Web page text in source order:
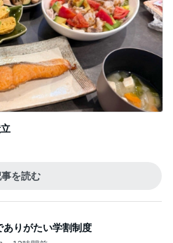
を読む
ありがたい学割制度